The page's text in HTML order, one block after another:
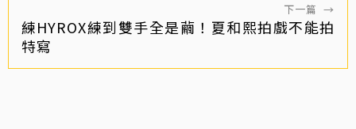
下一篇 →
練HYROX練到雙手全是繭！夏和熙拍戲不能拍
特寫